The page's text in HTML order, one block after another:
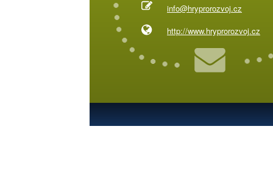
info@hryprorozvoj.cz
http://www.hryprorozvoj.cz